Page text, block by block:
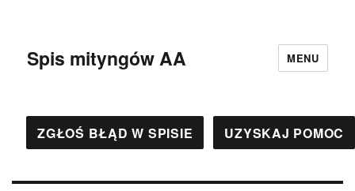
Spis mityngów AA MENU
ZGŁOŚ BŁĄD W SPISIE UZYSKAJ POMOC